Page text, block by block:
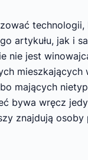
artykułu, jak i
nie jest
mieszkających
mających
bywa wręcz
znajdują osoby